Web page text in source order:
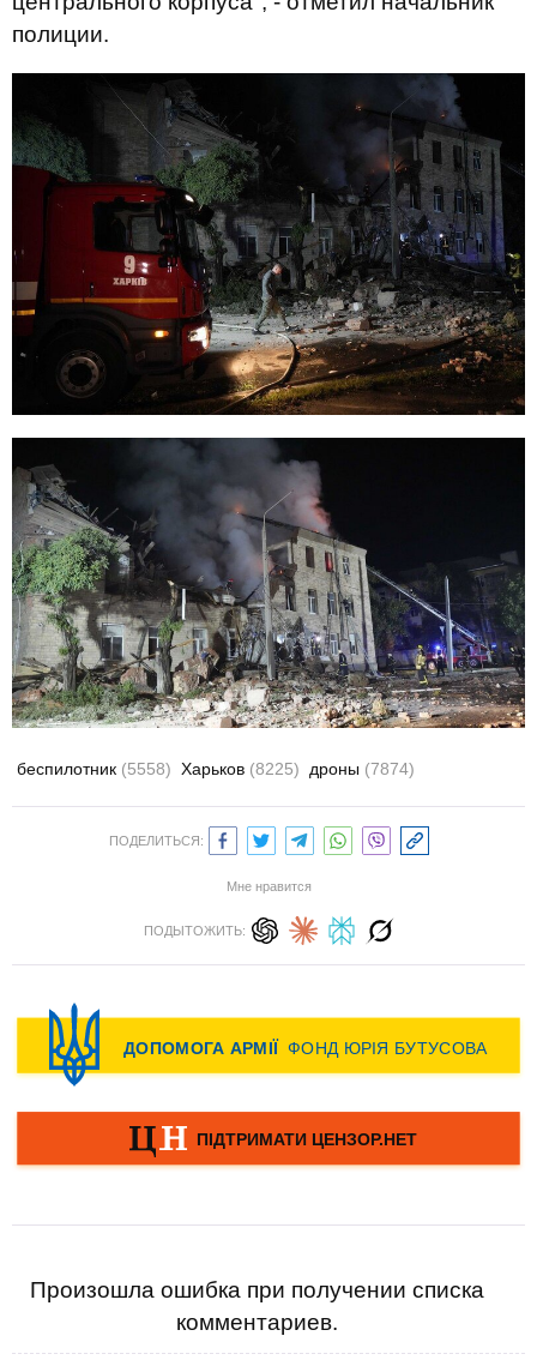
полиции.
беспилотник (5558) Харьков (8225) дроны (7874)
ПОДЕЛИТЬСЯ:
Мне нравится
ПОДЫТОЖИТЬ:
Произошла ошибка при получении списка
комментариев.